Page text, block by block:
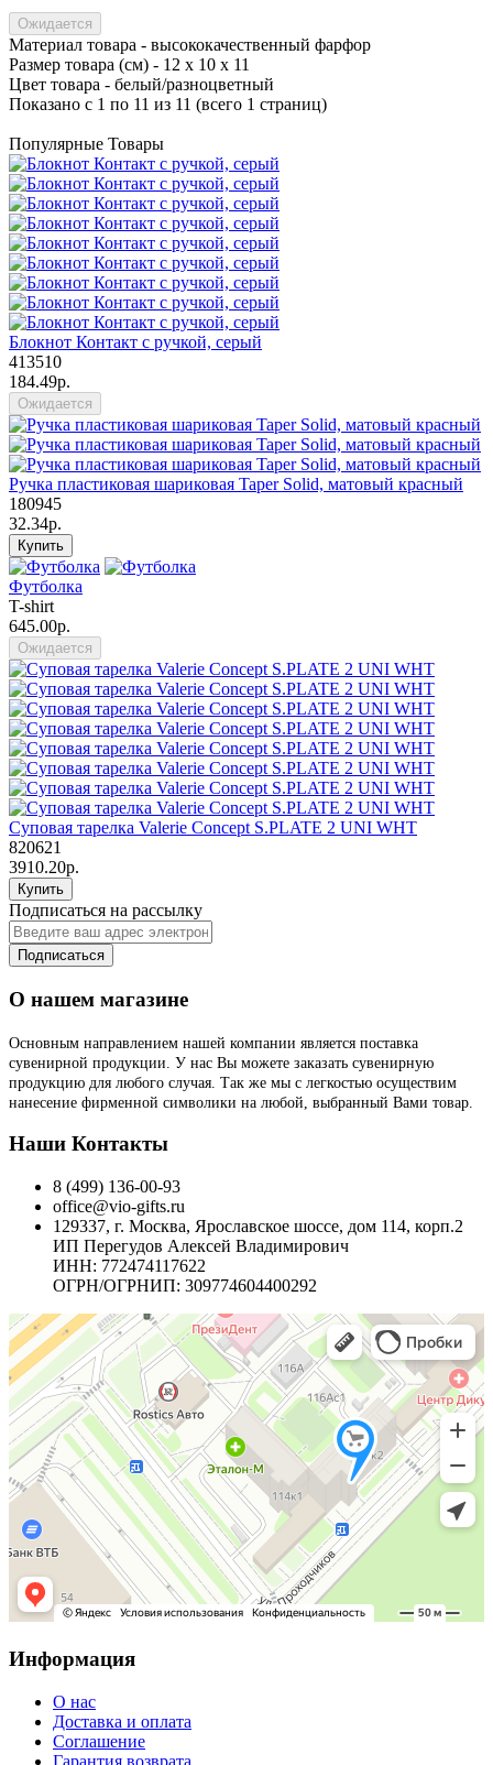
Ожидается
Материал товара - высококачественный фарфор
Размер товара (см) - 12 х 10 х 11
Цвет товара - белый/разноцветный
Показано с 1 по 11 из 11 (всего 1 страниц)
Популярные Товары
Блокнот Контакт с ручкой, серый
413510
184.49р.
Ожидается
Ручка пластиковая шариковая Taper Solid, матовый красный
180945
32.34р.
Купить
Футболка
T-shirt
645.00р.
Ожидается
Суповая тарелка Valerie Concept S.PLATE 2 UNI WHT
820621
3910.20р.
Купить
Подписаться на рассылку
Подписаться
О нашем магазине
Основным направлением нашей компании является поставка
сувенирной продукции. У нас Вы можете заказать сувенирную
продукцию для любого случая. Так же мы с легкостью осуществим
нанесение фирменной символики на любой, выбранный Вами товар.
Наши Контакты
8 (499) 136-00-93
office@vio-gifts.ru
129337, г. Москва, Ярославское шоссе, дом 114, корп.2
ИП Перегудов Алексей Владимирович
ИНН: 772474117622
ОГРН/ОГРНИП: 309774604400292
Информация
О нас
Доставка и оплата
Соглашение
Гарантия возврата